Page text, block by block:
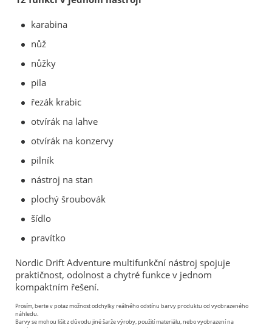
karabina
nůž
nůžky
pila
řezák krabic
otvírák na lahve
otvírák na konzervy
pilník
nástroj na stan
plochý šroubovák
šídlo
pravítko
Nordic Drift Adventure multifunkční nástroj spojuje
praktičnost, odolnost a chytré funkce v jednom
kompaktním řešení.
Prosím, berte v potaz možnost odchylky reálného odstínu barvy produktu od vyobrazeného
náhledu.
Barvy se mohou lišit z důvodu jiné šarže výroby, použití materiálu, nebo vyobrazení na